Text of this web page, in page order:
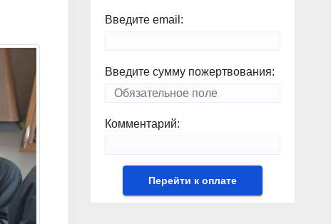
Введите email:
Введите сумму пожертвования:
Комментарий: